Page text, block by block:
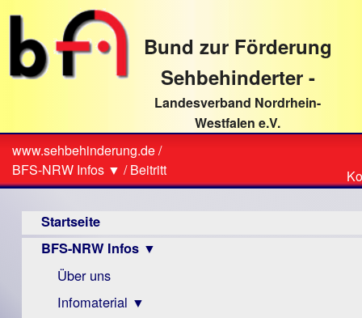
direkt
Textinhalt
Bund zur Förderung
Sehbehinderter -
Landesverband Nordrhein-
Westfalen e.V.
Sie
sind
hier
www.sehbehinderung.de/
BFS-NRW Infos ▼ /Beitritt
Startseite
BFS-NRW Infos ▼
Über uns
Infomaterial ▼